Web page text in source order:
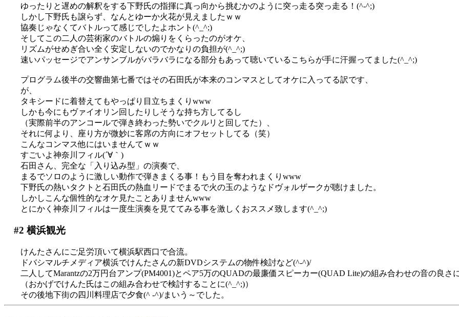
ゆったりと遅めの解釈をする下野氏の指揮に真っ向から挑むかのように突っ走る突っ走る！(^-^;)
しかし下野氏も譲らず、なんとゆーか火花が見えましたｗｗ
協奏じゃなくてバトルって感じでしたよホント(^_^;)
そしてこの二人の芸術家のバトルの煽りをくらったのがオケ、
リズムがせめぎ合い全く安定しないのでかなりの負担が(^_^;)
速いパッセージでアンサンブルがバラバラになる部分もあって聴いているこちらが手に汗握ってました(^_^;)
プログラム後半の交響曲第七番ではその石田氏が本来のコンマスとしてオケに入ってる訳です、
が、
タキシードに着替えてもやっぱり目立ちまくりwww
しかも今にもヴァイオリン回したりしそうな持ち方してるし
（実際前半のアンコールで弾き終わった勢いでクルリと回してた）、
それに何より、座り方が微妙に客席の方向にオフセットしてる（笑）
こんなコンマス他にはいませんてｗｗ
すごいよ神奈川フィル(´∀｀)
石田さん、完全な「入り込み型」の演奏で、
まるでソロのように激しい動作で弾きまくる事！もう目を奪われまくりwww
下野氏の熱いタクトと石田氏の熱血リードでまるで火の玉のようなドヴォルザークが聴けました。
しかしこんな個性的なオケ見たことありませんwww
とにかく神奈川フィルは一度生演奏を見ててみる事を激しくおススメ致します(^_^;)
#2 横浜観光
けんたさんにご足労頂いて横浜駅西口で合流。
ドバシマルチメディア横浜でけんたさんの新DVDシステムの物件検討など(^-^)/
二人してMarantzの2万円台アンプ(PM4001)とペア5万のQUADの最廉価スピーカー(QUAD Lite)の組み合わせの音の良さ
（おかげでけんた氏はこの組み合わせで検討することに(^_^;)）
その後地下街の四川料理店で夕食(^ -^)/まいう～でした。